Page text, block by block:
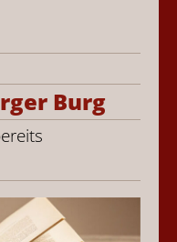
Burg